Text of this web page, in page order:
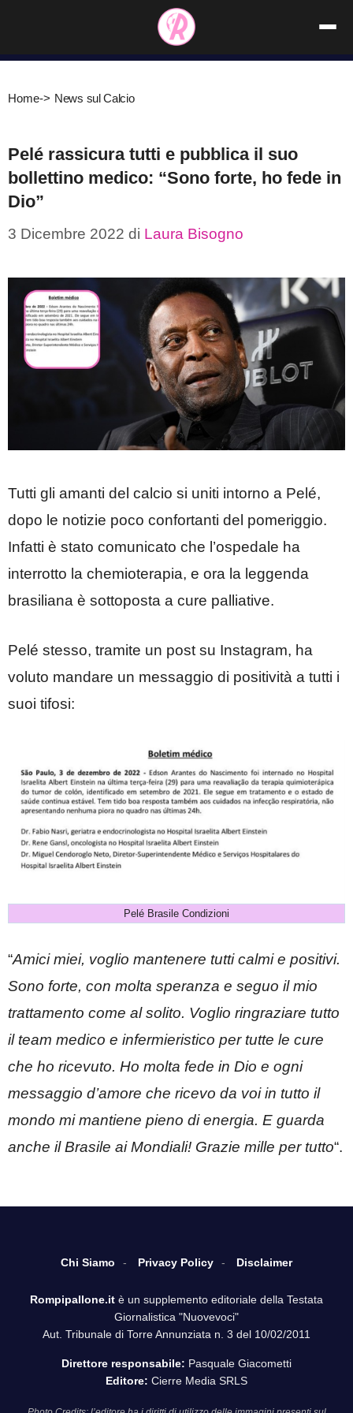
contenuto
Home-> News sul Calcio
Pelé rassicura tutti e pubblica il suo
bollettino medico: “Sono forte, ho fede in
Dio”
3 Dicembre 2022 di Laura Bisogno
Tutti gli amanti del calcio si uniti intorno a Pelé,
dopo le notizie poco confortanti del pomeriggio.
Infatti è stato comunicato che l’ospedale ha
interrotto la chemioterapia, e ora la leggenda
brasiliana è sottoposta a cure palliative.
Pelé stesso, tramite un post su Instagram, ha
voluto mandare un messaggio di positività a tutti i
suoi tifosi:
Pelé Brasile Condizioni
“Amici miei, voglio mantenere tutti calmi e positivi.
Sono forte, con molta speranza e seguo il mio
trattamento come al solito. Voglio ringraziare tutto
il team medico e infermieristico per tutte le cure
che ho ricevuto. Ho molta fede in Dio e ogni
messaggio d’amore che ricevo da voi in tutto il
mondo mi mantiene pieno di energia. E guarda
anche il Brasile ai Mondiali! Grazie mille per tutto“.
Chi Siamo Privacy Policy Disclaimer
Rompipallone.it è un supplemento editoriale della Testata
Giornalistica "Nuovevoci"
Aut. Tribunale di Torre Annunziata n. 3 del 10/02/2011
Direttore responsabile: Pasquale Giacometti
Editore: Cierre Media SRLS